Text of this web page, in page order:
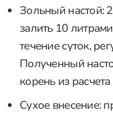
Зольный настой:
залить 10
течение суток,
Полученный
корень из
Сухое внесение: